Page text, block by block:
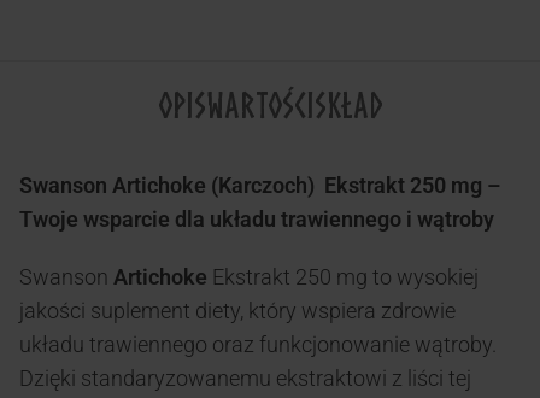
OPISWARTOŚCISKŁAD
Swanson Artichoke (Karczoch) Ekstrakt 250 mg –
Twoje wsparcie dla układu trawiennego i wątroby
Swanson Artichoke Ekstrakt 250 mg to wysokiej
jakości suplement diety, który wspiera zdrowie
układu trawiennego oraz funkcjonowanie wątroby.
Dzięki standaryzowanemu ekstraktowi z liści tej